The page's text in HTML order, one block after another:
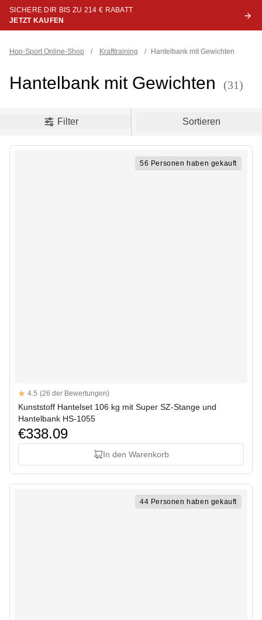
SICHERE DIR BIS ZU 214 € RABATT
JETZT KAUFEN
Hop-Sport Online-Shop / Krafttraining / Hantelbank mit Gewichten
Hantelbank mit Gewichten (31)
Filter Sortieren
56 Personen haben gekauft
Reviews
4.5 out of 5 stars
4.5 (26 der Bewertungen)
Kunststoff Hantelset 106 kg mit Super SZ-Stange und
Hantelbank HS-1055
€338.09
In den Warenkorb
44 Personen haben gekauft